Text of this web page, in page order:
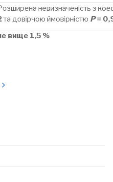
невизначеність з
та довірчою ймовірністю Р=
вище 1,5 %
СТРУКТУРА